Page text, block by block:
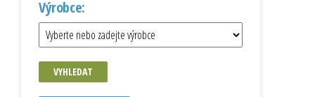
Výrobce:
VYHLEDAT